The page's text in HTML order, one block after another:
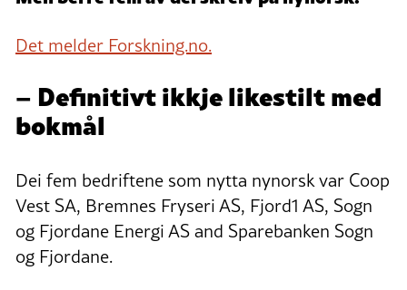
Det melder Forskning.no.
– Definitivt ikkje likestilt med
bokmål
Dei fem bedriftene som nytta nynorsk var Coop
Vest SA, Bremnes Fryseri AS, Fjord1 AS, Sogn
og Fjordane Energi AS and Sparebanken Sogn
og Fjordane.